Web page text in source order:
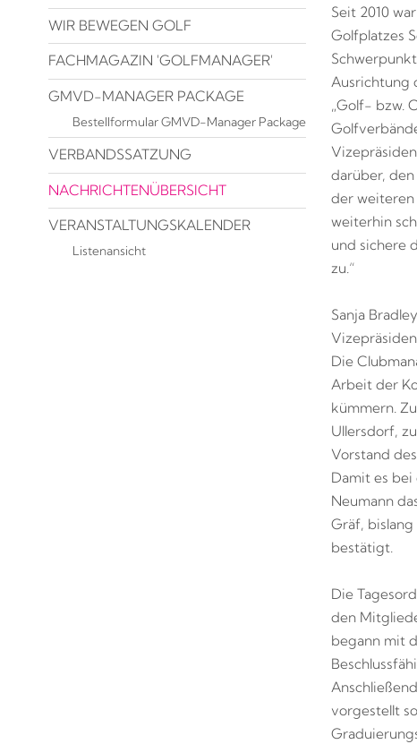
Seit 2010
Golfplatzes
Ausrichtung
„Golf- bzw.
darüber,
der weiteren
weiterhin
und sichere
zu.“
Sanja
Die
Arbeit der
kümmern.
Ullersdorf,
Vorstand
Damit es bei
Neumann
Gräf,
bestätigt.
Die
den
begann mit
vorgestellt
WIR BEWEGEN GOLF
FACHMAGAZIN 'GOLFMANAGER'
GMVD-MANAGER PACKAGE
Bestellformular GMVD-Manager Package
VERBANDSSATZUNG
NACHRICHTENÜBERSICHT
VERANSTALTUNGSKALENDER
Listenansicht